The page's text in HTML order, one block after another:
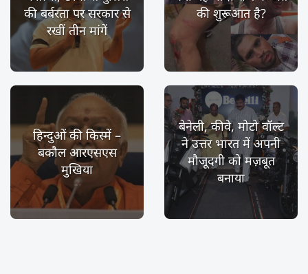
की बर्बरता पर सरकार से
रखीं तीन मांगें
की शुरूआत है?
हिन्दुओं की किस्में –
बकौल आरएसएस
मुखिया
बेनेली, कीवे, मोटो वॉल्ट
ने उत्तर भारत में अपनी
मौजूदगी को मज़बूत
बनाया